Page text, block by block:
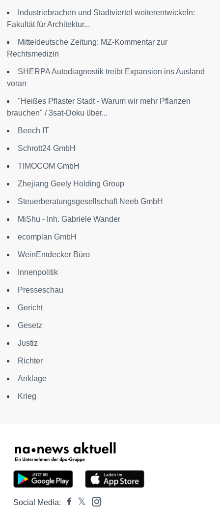
Industriebrachen und Stadtviertel weiterentwickeln:
Fakultät für Architektur...
Mitteldeutsche Zeitung: MZ-Kommentar zur
Rechtsmedizin
SHERPA Autodiagnostik treibt Expansion ins Ausland
voran
"Heißes Pflaster Stadt - Warum wir mehr Pflanzen
brauchen" / 3sat-Doku über...
Beech IT
Schrott24 GmbH
TIMOCOM GmbH
Zhejiang Geely Holding Group
Steuerberatungsgesellschaft Neeb GmbH
MiShu - Inh. Gabriele Wander
ecomplan GmbH
WeinEntdecker Büro
Innenpolitik
Presseschau
Gericht
Gesetz
Justiz
Richter
Anklage
Krieg
Social Media: